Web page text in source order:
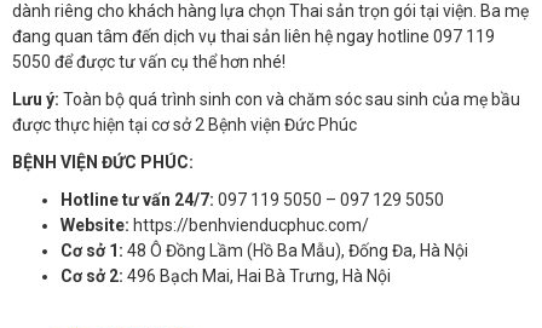
dành riêng cho khách hàng lựa chọn Thai sản trọn gói tại viện. Ba mẹ
đang quan tâm đến dịch vụ thai sản liên hệ ngay hotline 097 119
5050 để được tư vấn cụ thể hơn nhé!
Lưu ý: Toàn bộ quá trình sinh con và chăm sóc sau sinh của mẹ bầu
được thực hiện tại cơ sở 2 Bệnh viện Đức Phúc
BỆNH VIỆN ĐỨC PHÚC:
Hotline tư vấn 24/7: 097 119 5050 – 097 129 5050
Website: https://benhvienducphuc.com/
Cơ sở 1: 48 Ô Đồng Lầm (Hồ Ba Mẫu), Đống Đa, Hà Nội
Cơ sở 2: 496 Bạch Mai, Hai Bà Trưng, Hà Nội